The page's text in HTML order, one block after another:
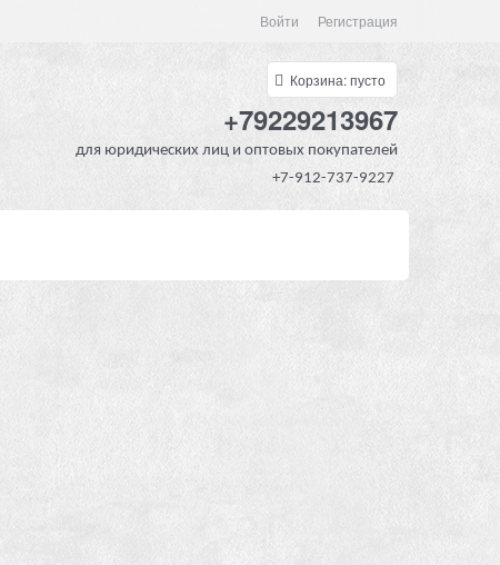
Войти Регистрация
Корзина:пусто
+79229213967
для юридических лиц и оптовых покупателей
+7-912-737-9227